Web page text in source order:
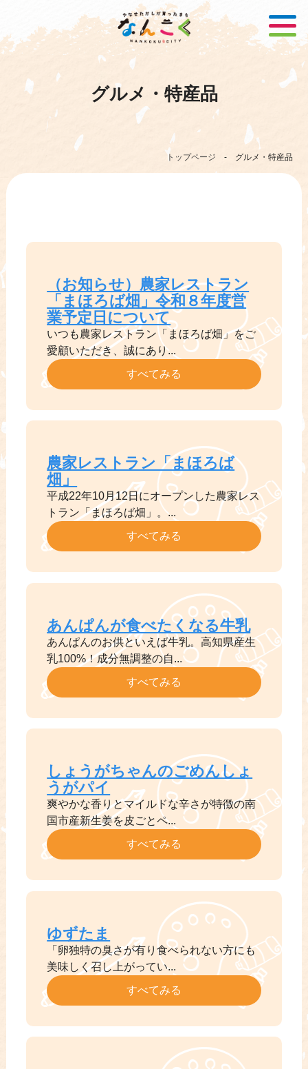
グルメ・特産品
トップページ - グルメ・特産品
（お知らせ）農家レストラン
「まほろば畑」令和８年度営
業予定日について
いつも農家レストラン「まほろば畑」をご
愛顧いただき、誠にあり...
すべてみる
農家レストラン「まほろば
畑」
平成22年10月12日にオープンした農家レス
トラン「まほろば畑」。...
すべてみる
あんぱんが食べたくなる牛乳
あんぱんのお供といえば牛乳。高知県産生
乳100%！成分無調整の自...
すべてみる
しょうがちゃんのごめんしょ
うがパイ
爽やかな香りとマイルドな辛さが特徴の南
国市産新生姜を皮ごとペ...
すべてみる
ゆずたま
「卵独特の臭さが有り食べられない方にも
美味しく召し上がってい...
すべてみる